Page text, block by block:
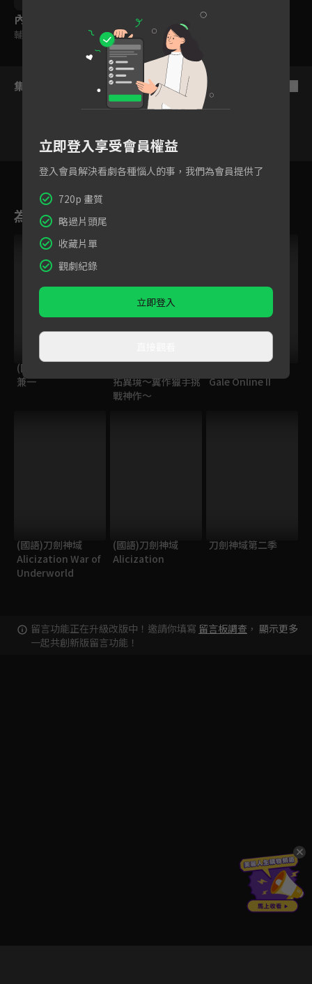
內容標籤
輔導十二歲級
集數列表
2 3 4 5
為您推薦
(國語)史上最強弟子
兼一
拓異境～糞作獵手挑
戰神作～
Gale Online II
(國語)刀劍神域
Alicization War of
Underworld
(國語)刀劍神域
Alicization
刀劍神域第二季
留言功能正在升級改版中！邀請你填寫 留言板調查 ，
一起共創新版留言功能！
顯示更多
立即登入享受會員權益
登入會員解決看劇各種惱人的事，我們為會員提供了
720p 畫質
略過片頭尾
收藏片單
觀劇紀錄
立即登入